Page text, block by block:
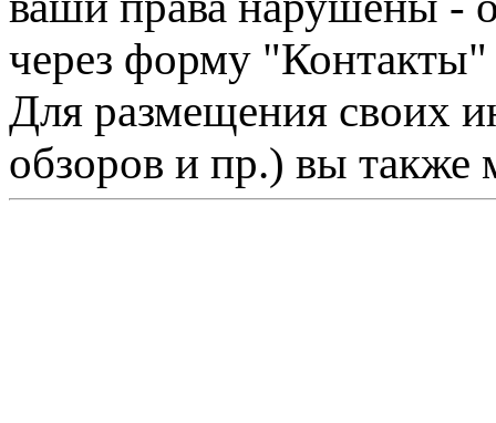
через форму "Контакты"
Для размещения своих
обзоров и пр.) вы также